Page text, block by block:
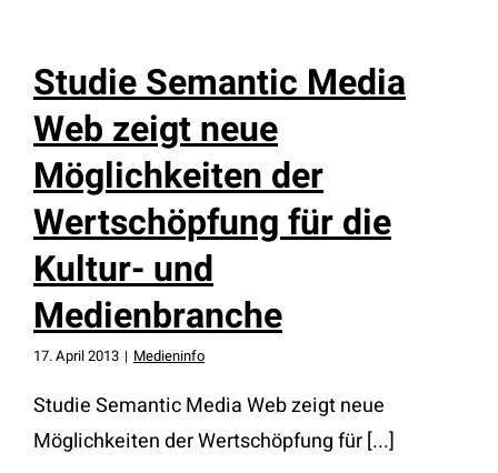
Studie Semantic Media
Web zeigt neue
Möglichkeiten der
Wertschöpfung für die
Kultur- und
Medienbranche
17. April 2013 | Medieninfo
Studie Semantic Media Web zeigt neue
Möglichkeiten der Wertschöpfung für [...]